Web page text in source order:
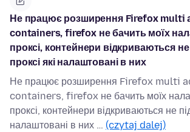
Не працює розширення Firefox multi
containers, firefox не бачить моїх
проксі, контейнери відкриваються
проксі які налаштовані в них
Не працює розширення Firefox multi
containers, firefox не бачить моїх
проксі, контейнери відкриваються не
налаштовані в них … (czytaj dalej)